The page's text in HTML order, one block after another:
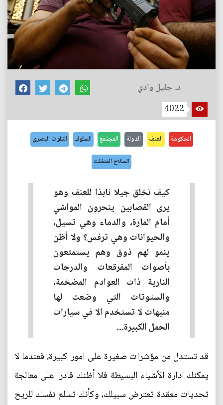
د. جليل وادي
4022
الحكومة العنف الدولة المجتمع السلوك التلوث البصري
السلاح المنفلت
كيف نخلق جيلا نابذا للعنف وهو
يرى القصابين ينحرون المواشي
أمام المارة، والدماء وهي تسيل،
والحيوانات وهي ترفس؟ ولا أظن
ينمو لهم ذوق وهم يستمتعون
بأصوات المفرقعات والدرجات
النارية ذات العوادم المضخمة،
والستوتات التي وضعت لها
منبهات لا تستخدم الا في سيارات
الحمل الكبيرة...
قد تستدل من مؤشرات صغيرة على امور كبيرة، فعندما لا
يمكنك ادارة الأشياء البسيطة فلا أظنك قادرا على معالجة
تحديات معقدة تعترض سبيلك، وكأنك تسلم نفسك للريح